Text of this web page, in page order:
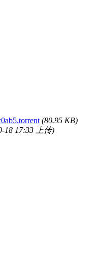
(80.95 KB)
18 17:33 上传)